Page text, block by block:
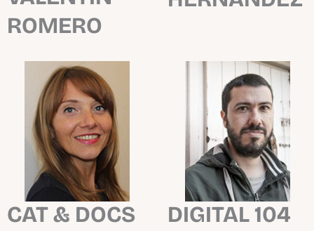
ROMERO
CAT & DOCS
DIGITAL 104